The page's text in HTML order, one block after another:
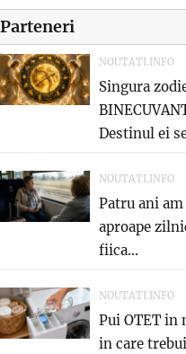
Parteneri
NOUTATI.INFO
Singura
Destinul ei
NOUTATI.INFO
Patru ani
aproape
fiica...
NOUTATI.INFO
Pui OTET in
in care